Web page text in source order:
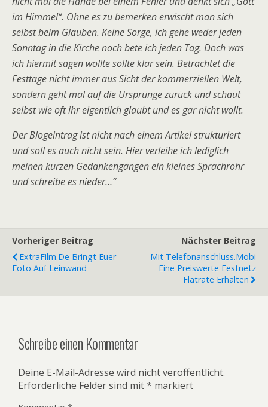
im Himmel“. Ohne es zu bemerken erwischt man sich
selbst beim Glauben. Keine Sorge, ich gehe weder jeden
Sonntag in die Kirche noch bete ich jeden Tag. Doch was
ich hiermit sagen wollte sollte klar sein. Betrachtet die
Festtage nicht immer aus Sicht der kommerziellen Welt,
sondern geht mal auf die Ursprünge zurück und schaut
selbst wie oft ihr eigentlich glaubt und es gar nicht wollt.
Der Blogeintrag ist nicht nach einem Artikel strukturiert
und soll es auch nicht sein. Hier verleihe ich lediglich
meinen kurzen Gedankengängen ein kleines Sprachrohr
und schreibe es nieder…“
Vorheriger Beitrag
ExtraFilm.de Bringt Euer
Foto Auf Leinwand
Nächster Beitrag
Mit Telefonanschluss.mobi
Eine Preiswerte Festnetz
Flatrate Erhalten
Schreibe einen Kommentar
Deine E-Mail-Adresse wird nicht veröffentlicht.
Erforderliche Felder sind mit* markiert